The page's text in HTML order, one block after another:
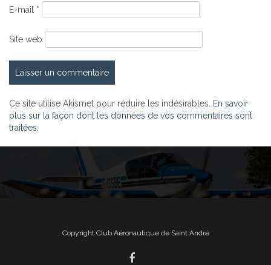
E-mail *
Site web
Ce site utilise Akismet pour réduire les indésirables. En savoir
plus sur la façon dont les données de vos commentaires sont
traitées
Copyright Club Aéronautique de Saint André